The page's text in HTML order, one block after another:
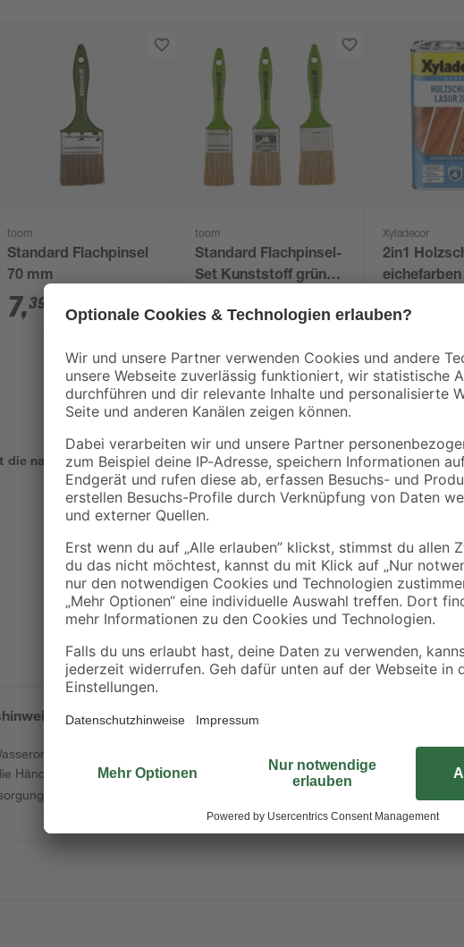
toom
Standard Flachpinsel
70 mm
7,39
toom
Standard Flachpinsel-
Set Kunststoff grün
9, €
Xyladecor
2in1
eichefarben
39
die natürliche Optik
Auf Holzoberflächen
viele andere
Holzlasur 'Außen' von
einen Anstrich in
Mit der Gebindegröße
behandeln. Für ein
Anstrichmittel kann
Streicharten genutzt
ist die bearbeitete
Weitere wichtige
unserem Ratgeber.
mit langfristiger Wirkung.
Hände von Kindern gelangen. Ist ärztlicher Rat erforderlich, Verpackung
gemäß nationalen behördlichen Bestimmungen zuführen.